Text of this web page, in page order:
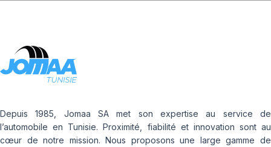
Depuis 1985, Jomaa SA met son expertise au service de
l’automobile en Tunisie. Proximité, fiabilité et innovation sont au
cœur de notre mission. Nous proposons une large gamme de